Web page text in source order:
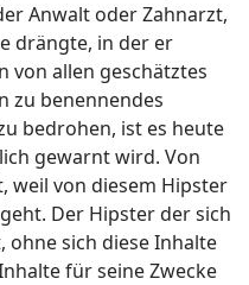
Anwalt oder Zahnarzt,
drängte, in der er
von allen geschätztes
zu benennendes
bedrohen, ist es heute
gewarnt wird. Von
weil von diesem Hipster
Der Hipster der sich
ohne sich diese Inhalte
für seine Zwecke